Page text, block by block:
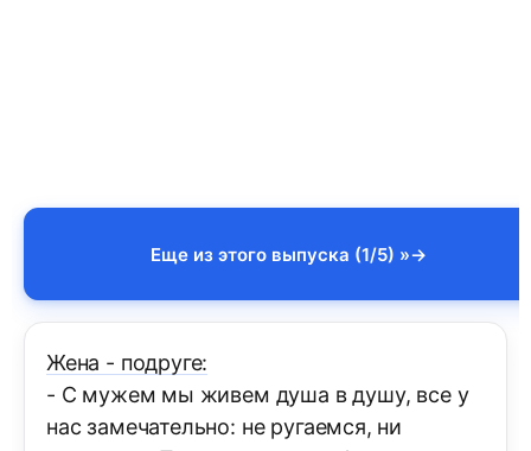
Еще из этого выпуска (1/5) »
Жена - подруге:
- С мужем мы живем душа в душу, все у
наc замечательно: не ругаемся, ни